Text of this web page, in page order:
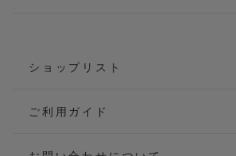
ショップリスト
ご利用ガイド